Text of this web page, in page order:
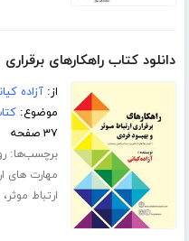
دانلود کتاب راهکارهای
از:آزاده
موضوع:
۳۷ صفحه
برچسب‌ها:
مهارت های
ارتباط موثر،